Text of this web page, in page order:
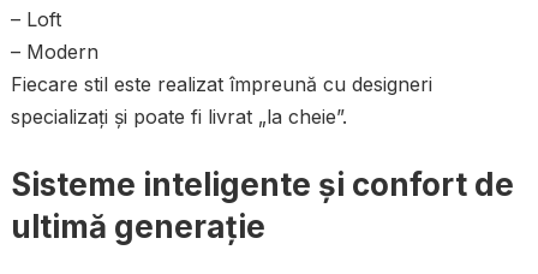
– Loft
– Modern
Fiecare stil este realizat împreună cu designeri
specializați și poate fi livrat „la cheie”.
Sisteme inteligente și confort de
ultimă generație